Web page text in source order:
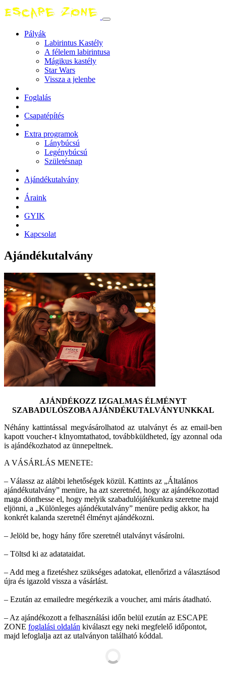
Pályák
Labirintus Kastély
A félelem labirintusa
Mágikus kastély
Star Wars
Vissza a jelenbe
Foglalás
Csapatépítés
Extra programok
Lánybúcsú
Legénybúcsú
Születésnap
Ajándékutalvány
Áraink
GYIK
Kapcsolat
Ajándékutalvány
AJÁNDÉKOZZ IZGALMAS ÉLMÉNYT
SZABADULÓSZOBA AJÁNDÉKUTALVÁNYUNKKAL
Néhány kattintással megvásárolhatod az utalványt és az email-ben
kapott voucher-t kInyomtathatod, továbbküldheted, így azonnal oda
is ajándékozhatod az ünnepeltnek.
A VÁSÁRLÁS MENETE:
– Válassz az alábbi lehetőségek közül. Kattints az „Általános
ajándékutalvány” menüre, ha azt szeretnéd, hogy az ajándékozottad
maga dönthesse el, hogy melyik szabadulójátékunkra szeretne majd
eljönni, a „Különleges ajándékutalvány” menüre pedig akkor, ha
konkrét kalanda szeretnél élményt ajándékozni.
– Jelöld be, hogy hány főre szeretnél utalványt vásárolni.
– Töltsd ki az adatataidat.
– Add meg a fizetéshez szükséges adatokat, ellenőrizd a választásod
újra és igazold vissza a vásárlást.
– Ezután az emailedre megérkezik a voucher, ami máris átadható.
– Az ajándékozott a felhasználási időn belül ezután az ESCAPE
ZONE foglalási oldalán kiválaszt egy neki megfelelő időpontot,
majd lefoglalja azt az utalványon található kóddal.